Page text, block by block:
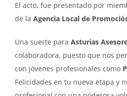
El acto, fue presentado por
de la Agencia Local de
Una suerte para Asturias
colaboradora, puesto que nos
con jóvenes profesionales como
Felicidades en tu nueva etapa y